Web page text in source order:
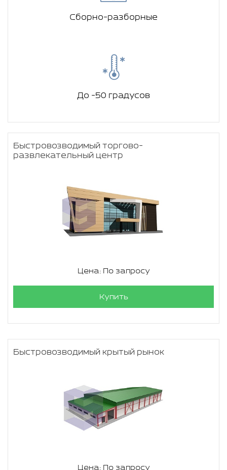
Сборно-разборные
До -50 градусов
Быстровозводимый торгово-
развлекательный центр
Цена: По запросу
Купить
Быстровозводимый крытый рынок
Цена: По запросу